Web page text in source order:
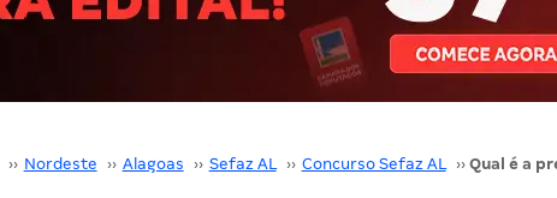
›› Nordeste ›› Alagoas ›› Sefaz AL ›› Concurso Sefaz AL ››